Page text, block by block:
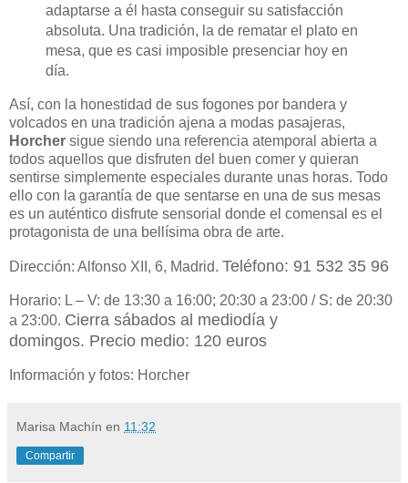
adaptarse a él hasta conseguir su satisfacción
absoluta. Una tradición, la de rematar el plato en
mesa, que es casi imposible presenciar hoy en
día.
Así, con la honestidad de sus fogones por bandera y
volcados en una tradición ajena a modas pasajeras,
Horcher sigue siendo una referencia atemporal abierta a
todos aquellos que disfruten del buen comer y quieran
sentirse simplemente especiales durante unas horas. Todo
ello con la garantía de que sentarse en una de sus mesas
es un auténtico disfrute sensorial donde el comensal es el
protagonista de una bellísima obra de arte.
Dirección: Alfonso XII, 6, Madrid. Teléfono: 91 532 35 96
Horario: L – V: de 13:30 a 16:00; 20:30 a 23:00 / S: de 20:30
a 23:00. Cierra sábados al mediodía y
domingos. Precio medio: 120 euros
Información y fotos: Horcher
Marisa Machín en 11:32
Compartir